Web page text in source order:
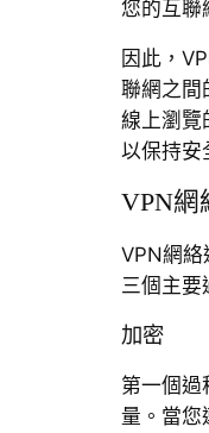
您的互聯
因此，
聯網之間
線上瀏覽
以保持安
VPN網
VPN網絡
三個主要
加密
第一個過
量。當您